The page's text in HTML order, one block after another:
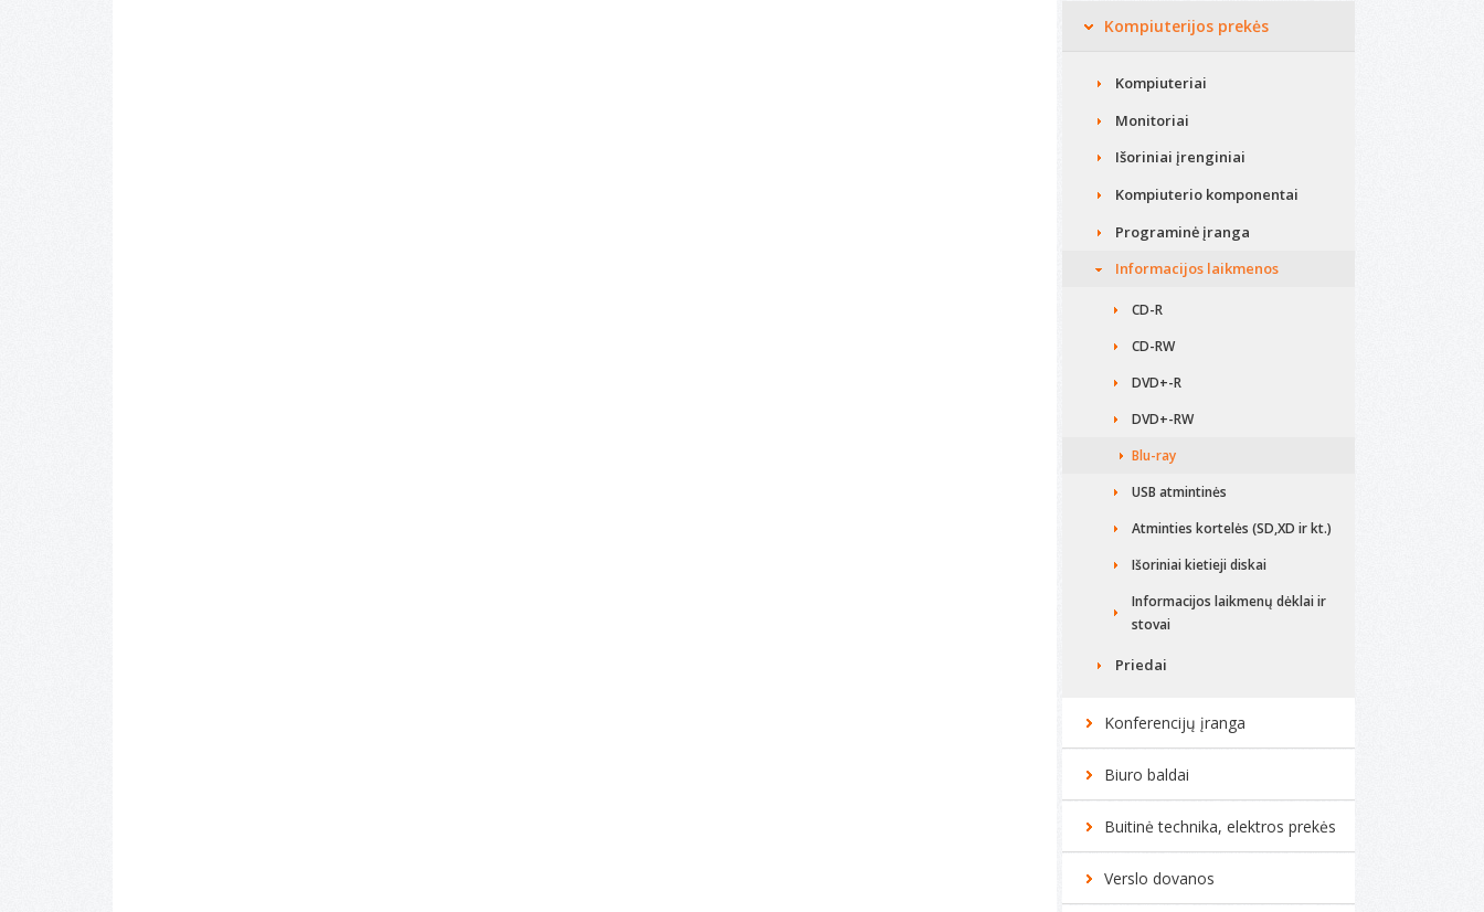
Kompiuterijos prekės
Kompiuteriai
Monitoriai
Išoriniai įrenginiai
Kompiuterio komponentai
Programinė įranga
Informacijos laikmenos
CD-R
CD-RW
DVD+-R
DVD+-RW
Blu-ray
USB atmintinės
Atminties kortelės (SD,XD ir kt.)
Išoriniai kietieji diskai
Informacijos laikmenų dėklai ir
stovai
Priedai
Konferencijų įranga
Biuro baldai
Buitinė technika, elektros prekės
Verslo dovanos